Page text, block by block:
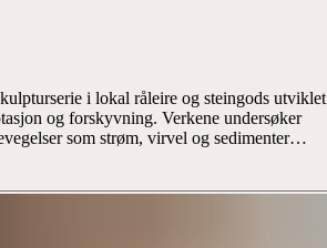
i lokal råleire og steingods utviklet
og forskyvning. Verkene undersøker
som strøm, virvel og sedimenter…